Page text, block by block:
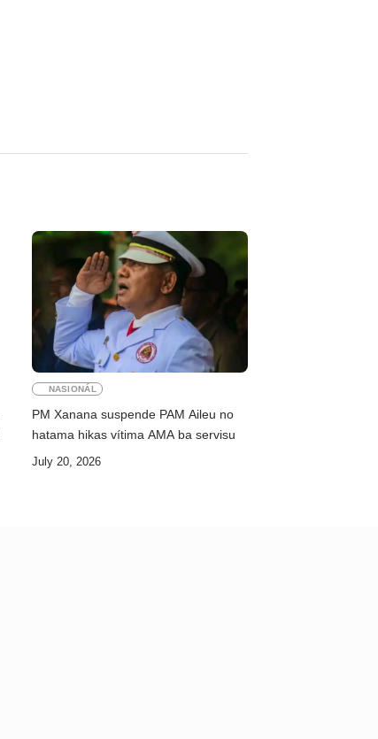
NASIONÁL
PM Xanana suspende PAM Aileu no
hatama hikas vítima AMA ba servisu
July 20, 2026